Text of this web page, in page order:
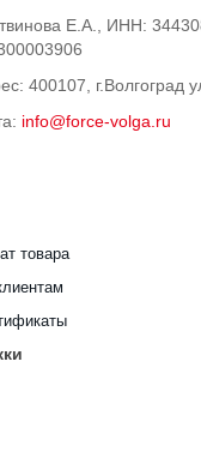
Е.А., ИНН:
400107, г.Волгоград
info@force-volga.ru
товара